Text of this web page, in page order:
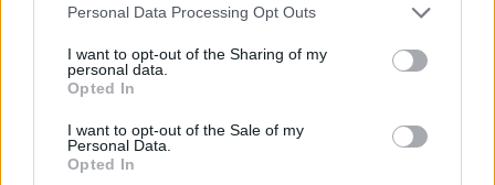
rechazar tal procesamiento. Puede cambiar sus preferencias
a este sitio y haciendo clic en el botón "Privacidad" en la
parte inferior de la página web.
Please note that this website/app uses one or more Google
services and may gather and store information including but
not limited to your visit or usage behaviour. You may click to
Personal Data Processing Opt Outs
I want to opt-out of the Sharing of my
personal data.
Opted In
I want to opt-out of the Sale of my
Personal Data.
Opted In